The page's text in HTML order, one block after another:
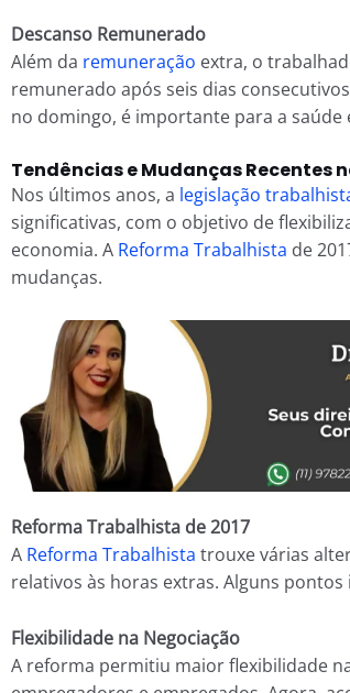
Descanso Remunerado
Além da remuneração extra, o
remunerado após seis dias
no domingo, é importante para a
Tendências e Mudanças Recentes
Nos últimos anos, a legislação
significativas, com o objetivo de
economia. A Reforma Trabalhista de
mudanças.
Reforma Trabalhista de 2017
A Reforma Trabalhista trouxe várias
relativos às horas extras. Alguns
Flexibilidade na Negociação
A reforma permitiu maior flexibilidade